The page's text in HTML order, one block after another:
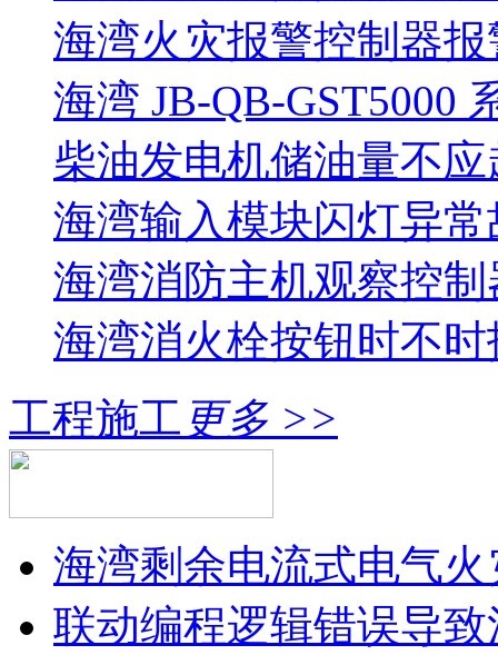
海湾火灾报警控制器报
海湾 JB-QB-GST5000
柴油发电机储油量不应
海湾输入模块闪灯异
海湾消防主机观察控制
海湾消火栓按钮时不
工程施工 更多 >>
海湾剩余电流式电气火
联动编程逻辑错误导致